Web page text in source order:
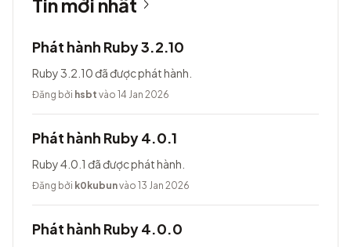
Tin mới nhất
Phát hành Ruby 3.2.10
Ruby 3.2.10 đã được phát hành.
Đăng bởi hsbt vào 14 Jan 2026
Phát hành Ruby 4.0.1
Ruby 4.0.1 đã được phát hành.
Đăng bởi k0kubunvào 13 Jan 2026
Phát hành Ruby 4.0.0